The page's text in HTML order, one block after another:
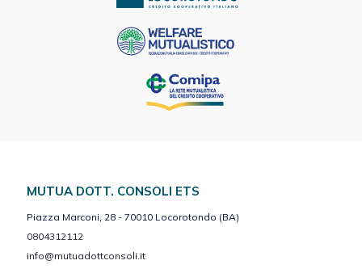
MUTUA DOTT. CONSOLI ETS
Piazza Marconi, 28 - 70010 Locorotondo (BA)
0804312112
info@mutuadottconsoli.it